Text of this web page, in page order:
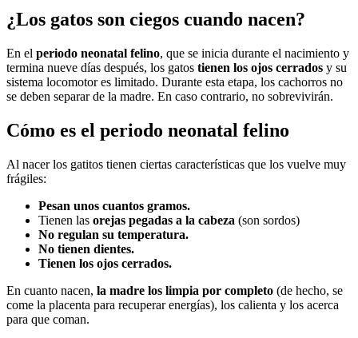
¿Los gatos son ciegos cuando nacen?
En el periodo neonatal felino, que se inicia durante el nacimiento y
termina nueve días después, los gatos tienen los ojos cerrados y su
sistema locomotor es limitado. Durante esta etapa, los cachorros no
se deben separar de la madre. En caso contrario, no sobrevivirán.
Cómo es el periodo neonatal felino
Al nacer los gatitos tienen ciertas características que los vuelve muy
frágiles:
Pesan unos cuantos gramos.
Tienen las orejas pegadas a la cabeza (son sordos)
No regulan su temperatura.
No tienen dientes.
Tienen los ojos cerrados.
En cuanto nacen, la madre los limpia por completo (de hecho, se
come la placenta para recuperar energías), los calienta y los acerca
para que coman.